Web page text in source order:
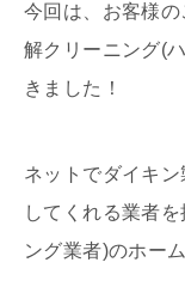
今回は、お客様
解クリーニング(
きました！
ネットでダイキ
してくれる業者
ング業者)のホー